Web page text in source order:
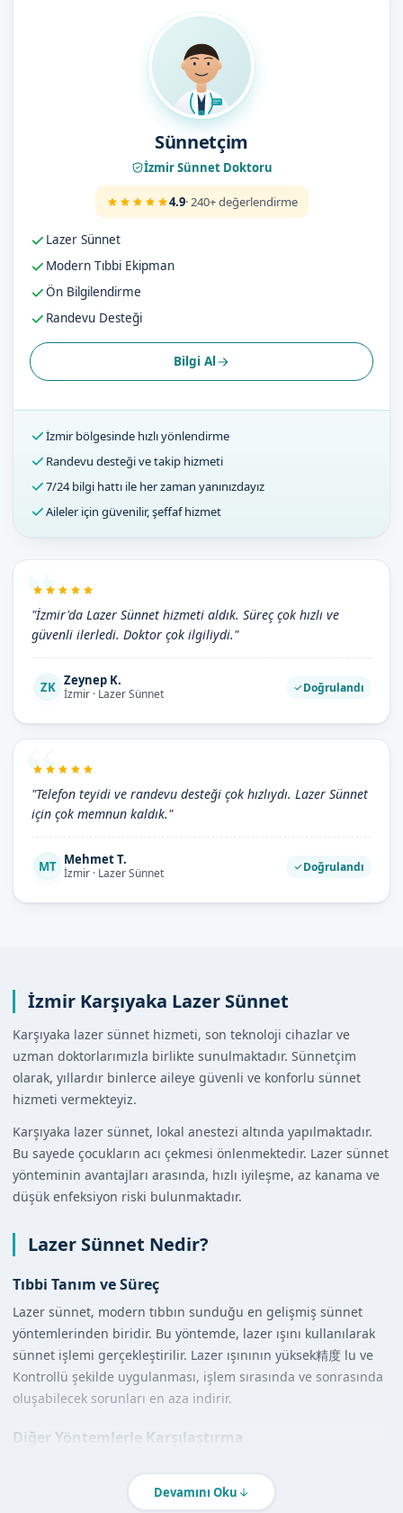
Sünnetçim
İzmir Sünnet Doktoru
4.9· 240+ değerlendirme
Lazer Sünnet
Modern Tıbbi Ekipman
Ön Bilgilendirme
Randevu Desteği
Bilgi Al
İzmir bölgesinde hızlı yönlendirme
Randevu desteği ve takip hizmeti
7/24 bilgi hattı ile her zaman yanınızdayız
Aileler için güvenilir, şeffaf hizmet
"İzmir'da Lazer Sünnet hizmeti aldık. Süreç çok hızlı ve
güvenli ilerledi. Doktor çok ilgiliydi."
ZK Zeynep K.
İzmir · Lazer Sünnet Doğrulandı
"Telefon teyidi ve randevu desteği çok hızlıydı. Lazer Sünnet
için çok memnun kaldık."
MT Mehmet T.
İzmir · Lazer Sünnet Doğrulandı
İzmir Karşıyaka Lazer Sünnet
Karşıyaka lazer sünnet hizmeti, son teknoloji cihazlar ve
uzman doktorlarımızla birlikte sunulmaktadır. Sünnetçim
olarak, yıllardır binlerce aileye güvenli ve konforlu sünnet
hizmeti vermekteyiz.
Karşıyaka lazer sünnet, lokal anestezi altında yapılmaktadır.
Bu sayede çocukların acı çekmesi önlenmektedir. Lazer sünnet
yönteminin avantajları arasında, hızlı iyileşme, az kanama ve
düşük enfeksiyon riski bulunmaktadır.
Lazer Sünnet Nedir?
Tıbbi Tanım ve Süreç
Lazer sünnet, modern tıbbın sunduğu en gelişmiş sünnet
yöntemlerinden biridir. Bu yöntemde, lazer ışını kullanılarak
sünnet işlemi gerçekleştirilir. Lazer ışınının yüksek精度 lu ve
Kontrollü şekilde uygulanması, işlem sırasında ve sonrasında
oluşabilecek sorunları en aza indirir.
Diğer Yöntemlerle Karşılaştırma
kanama ve daha hızlı iyileşme sağlar. Ayrıca, lazer sünnet
yönteminde, lokal anestezi altında yapıldığı için çocukların acı
Devamını Oku